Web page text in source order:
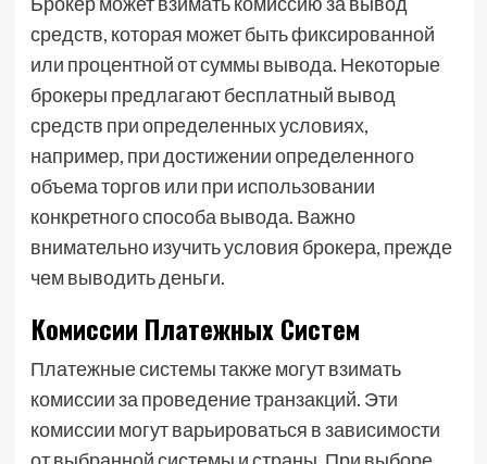
средств, которая может быть фиксированной
или процентной от суммы вывода. Некоторые
брокеры предлагают бесплатный вывод
средств при определенных условиях,
например, при достижении определенного
объема торгов или при использовании
конкретного способа вывода. Важно
внимательно изучить условия брокера, прежде
чем выводить деньги.
Комиссии Платежных Систем
Платежные системы также могут взимать
комиссии за проведение транзакций. Эти
комиссии могут варьироваться в зависимости